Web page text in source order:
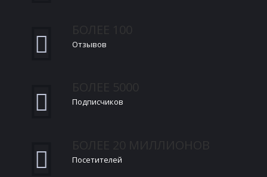
Отзывов
Подписчиков
Посетителей